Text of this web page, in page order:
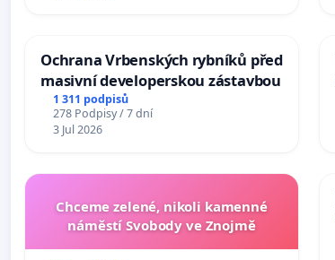
Ochrana Vrbenských rybníků před
masivní developerskou zástavbou
1 311 podpisů
278 Podpisy / 7 dní
3 Jul 2026
Chceme zelené, nikoli kamenné
náměstí Svobody ve Znojmě